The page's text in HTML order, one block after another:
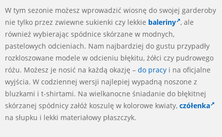
W tym sezonie możesz wprowadzić wiosnę do swojej garderoby
nie tylko przez zwiewne sukienki czy lekkie baleriny , ale
również wybierając spódnice skórzane w modnych,
pastelowych odcieniach. Nam najbardziej do gustu przypadły
rozkloszowane modele w odcieniu błękitu, żółci czy pudrowego
różu. Możesz je nosić na każdą okazję – do pracy i na oficjalne
wyjścia. W codziennej wersji najlepiej wypadną noszone z
bluzkami i t-shirtami. Na wielkanocne śniadanie do błękitnej
skórzanej spódnicy załóż koszulę w kolorowe kwiaty, czółenka
na słupku i lekki materiałowy płaszczyk.